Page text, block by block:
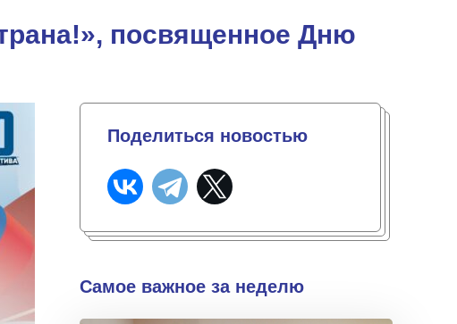
посвященное Дню
Поделиться новостью
Самое важное за неделю